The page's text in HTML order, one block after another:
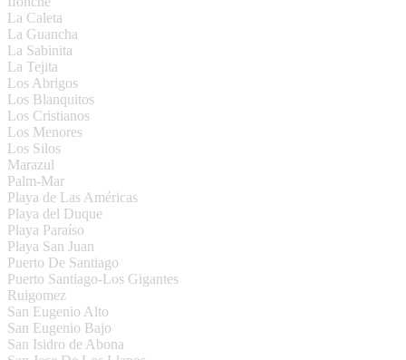
La Caleta
La Guancha
La Sabinita
La Tejita
Los Abrigos
Los Blanquitos
Los Cristianos
Los Menores
Los Silos
Marazul
Palm-Mar
Playa de Las Américas
Playa del Duque
Playa Paraíso
Playa San Juan
Puerto De Santiago
Puerto Santiago-Los Gigantes
Ruigomez
San Eugenio Alto
San Eugenio Bajo
San Isidro de Abona